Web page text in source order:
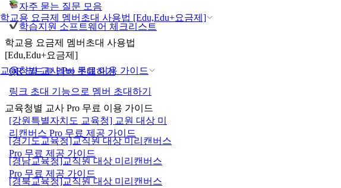
학교용 요금제 멤버초대 사용법 [Edu,Edu+요금제]
교육청별 교사 Pro 무료 이용 가이드
자주 묻는 질문 모음
학습지원 소프트웨어 체크리스트
학교용 요금제 멤버초대 사용법
[Edu,Edu+요금제]
QR 코드로 멤버 초대하기
링크 초대 기능으로 멤버 초대하기
교육청별 교사 Pro 무료 이용 가이드
[강원특별자치도 교육청] 교원 대상 미
리캔버스 Pro 무료 제공 가이드
[경기도교육청]교직원 대상 미리캔버스
Pro 무료 제공 가이드
[경남교육청]교직원 대상 미리캔버스
Pro 무료 제공 가이드
[경북교육청]교직원 대상 미리캔버스